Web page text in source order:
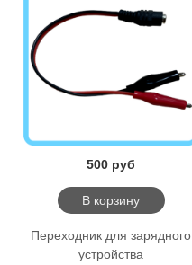
500 руб
В корзину
Переходник для зарядного
устройства